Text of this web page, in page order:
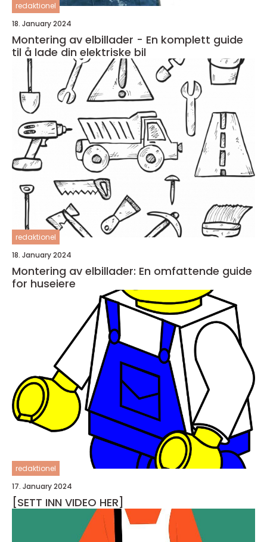
redaktionel
18. January 2024
Montering av elbillader - En komplett guide
til å lade din elektriske bil
redaktionel
18. January 2024
Montering av elbillader: En omfattende guide
for huseiere
redaktionel
17. January 2024
[SETT INN VIDEO HER]